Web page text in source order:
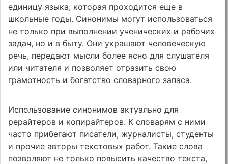
единицу языка, которая проходится еще в
школьные годы. Синонимы могут использоваться
не только при выполнении ученических и рабочих
задач, но и в быту. Они украшают человеческую
речь, передают мысли более ясно для слушателя
или читателя и позволяет отразить свою
грамотность и богатство словарного запаса.
Использование синонимов актуально для
рерайтеров и копирайтеров. К словарям с ними
часто прибегают писатели, журналисты, студенты
и прочие авторы текстовых работ. Такие слова
позволяют не только повысить качество текста,